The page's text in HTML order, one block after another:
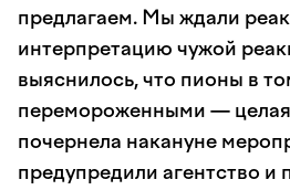
предлагаем. Мы ждали
интерпретацию чужой
выяснилось, что пионы в
перемороженными —
почернела накануне
предупредили агентство и